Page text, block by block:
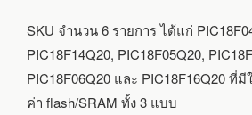
SKU จำนวน 6 รายการ ได้แก่
PIC18F14Q20, PIC18F05Q20,
PIC18F06Q20 และ PIC18F16Q20 ที่
ค่า flash/SRAM ทั้ง 3 แบบ